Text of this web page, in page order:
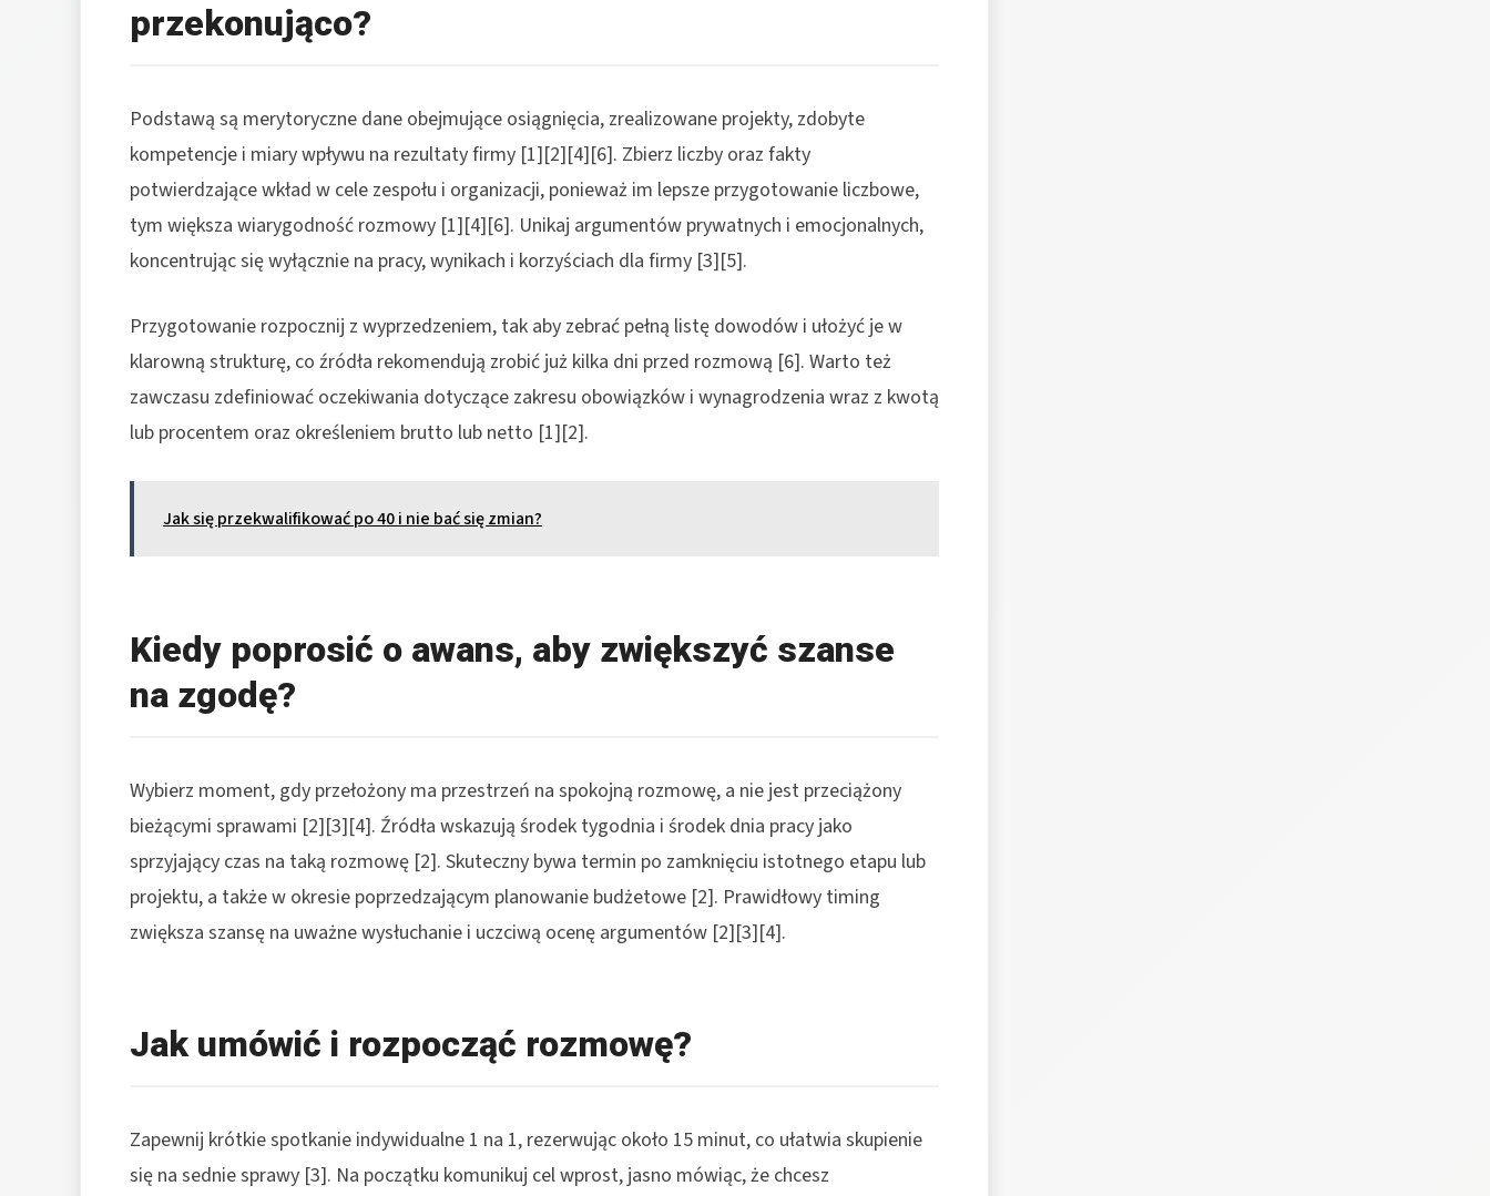
przekonująco?
Podstawą są merytoryczne dane obejmujące osiągnięcia, zrealizowane projekty, zdobyte
kompetencje i miary wpływu na rezultaty firmy [1][2][4][6]. Zbierz liczby oraz fakty
potwierdzające wkład w cele zespołu i organizacji, ponieważ im lepsze przygotowanie liczbowe,
tym większa wiarygodność rozmowy [1][4][6]. Unikaj argumentów prywatnych i emocjonalnych,
koncentrując się wyłącznie na pracy, wynikach i korzyściach dla firmy [3][5].
Przygotowanie rozpocznij z wyprzedzeniem, tak aby zebrać pełną listę dowodów i ułożyć je w
klarowną strukturę, co źródła rekomendują zrobić już kilka dni przed rozmową [6]. Warto też
zawczasu zdefiniować oczekiwania dotyczące zakresu obowiązków i wynagrodzenia wraz z kwotą
lub procentem oraz określeniem brutto lub netto [1][2].
Jak się przekwalifikować po 40 i nie bać się zmian?
Kiedy poprosić o awans, aby zwiększyć szanse
na zgodę?
Wybierz moment, gdy przełożony ma przestrzeń na spokojną rozmowę, a nie jest przeciążony
bieżącymi sprawami [2][3][4]. Źródła wskazują środek tygodnia i środek dnia pracy jako
sprzyjający czas na taką rozmowę [2]. Skuteczny bywa termin po zamknięciu istotnego etapu lub
projektu, a także w okresie poprzedzającym planowanie budżetowe [2]. Prawidłowy timing
zwiększa szansę na uważne wysłuchanie i uczciwą ocenę argumentów [2][3][4].
Jak umówić i rozpocząć rozmowę?
Zapewnij krótkie spotkanie indywidualne 1 na 1, rezerwując około 15 minut, co ułatwia skupienie
się na sednie sprawy [3]. Na początku komunikuj cel wprost, jasno mówiąc, że chcesz